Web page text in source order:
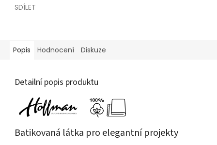
SDÍLET
Popis Hodnocení Diskuze
Detailní popis produktu
Batikovaná látka pro elegantní projekty